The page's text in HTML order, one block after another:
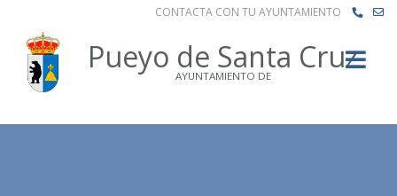
CONTACTA CON TU AYUNTAMIENTO
Pueyo de Santa Cruz
AYUNTAMIENTO DE